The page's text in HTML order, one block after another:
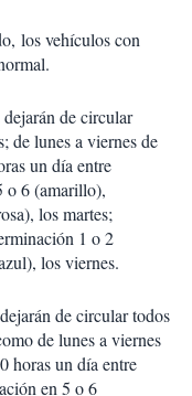
los vehículos con
de circular
de lunes a viernes de
un día entre
o 6 (amarillo),
los martes;
1 o 2
los viernes.
de circular todos
de lunes a viernes
horas un día entre
en 5 o 6